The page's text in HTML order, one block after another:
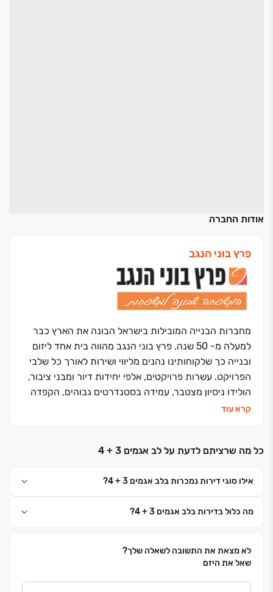
אודות החברה
פרץ בוני הנגב
מחברות הבנייה המובילות בישראל הבונה את הארץ כבר
למעלה מ- 50 שנה. פרץ בוני הנגב מהווה בית אחד ליזום
ובנייה כך שלקוחותינו נהנים מליווי ושירות לאורך כל שלבי
הפרויקט. עשרות פרויקטים, אלפי יחידות דיור ומבני ציבור,
הולידו ניסיון מצטבר, עמידה בסטנדרטים גבוהים, הקפדה
ביזום, בתכנון, בבניה ובשירות ללקוחות, שזיכו אותנו בשם
פרץ בוני הנגב
קרא עוד
כל מה שרציתם לדעת על לב אגמים 3 + 4
אילו סוגי דירות נמכרות בלב אגמים 3 + 4?
מה כלול בדירות בלב אגמים 3 + 4?
לא מצאת את התשובה לשאלה שלך?
שאל את היזם